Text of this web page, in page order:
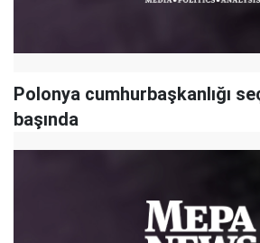
Polonya cumhurbaşkanlığı
başında